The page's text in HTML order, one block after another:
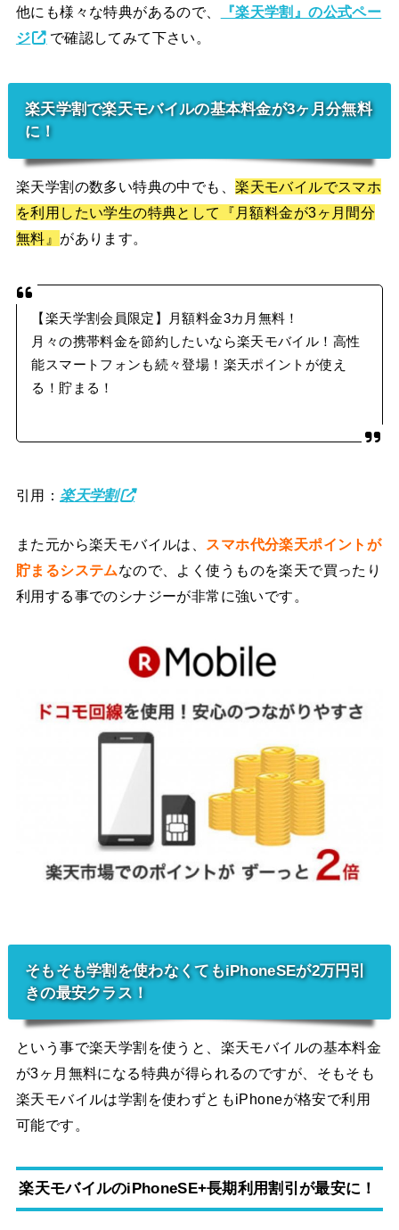
他にも様々な特典があるので、
『楽天学割』の公式ペー
ジ
で確認してみて下さい。
楽天学割で楽天モバイルの基本料金が3ヶ月分無料
に！
楽天学割の数多い特典の中でも、楽天モバイルでスマホ
を利用したい学生の特典として『月額料金が3ヶ月間分
無料』 があります。
【楽天学割会員限定】月額料金3カ月無料！
月々の携帯料金を節約したいなら楽天モバイル！高性
能スマートフォンも続々登場！楽天ポイントが使え
る！貯まる！
引用： 楽天学割
また元から楽天モバイルは、 スマホ代分楽天ポイントが
貯まるシステムなので、よく使うものを楽天で買ったり
利用する事でのシナジーが非常に強いです。
そもそも学割を使わなくてもiPhoneSEが2万円引
きの最安クラス！
という事で楽天学割を使うと、楽天モバイルの基本料金
が3ヶ月無料になる特典が得られるのですが、そもそも
楽天モバイルは学割を使わずともiPhoneが格安で利用
可能です。
楽天モバイルのiPhoneSE+長期利用割引が最安に！